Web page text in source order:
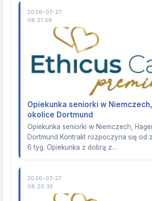
2026-07-27
08:21:56
Opiekunka seniorki w
okolice Dortmund
Opiekunka seniorki w Niemczech,
Dortmund Kontrakt rozpoczyna się od
6 tyg. Opiekunka z dobrą z…
2026-07-27
08:20:35